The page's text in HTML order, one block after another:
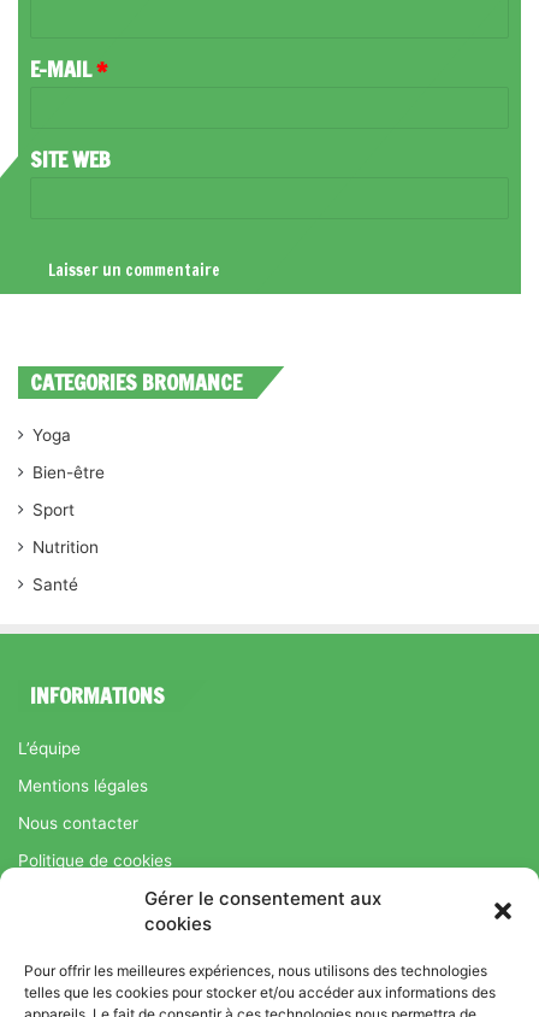
Gérer le consentement aux
cookies
Pour offrir les meilleures expériences, nous utilisons des technologies
telles que les cookies pour stocker et/ou accéder aux informations des
R
E-MAIL*
SITE WEB
CATEGORIES BROMANCE
Yoga
Bien-être
Sport
Nutrition
Santé
INFORMATIONS
L’équipe
Mentions légales
Nous contacter
Politique de cookies
Régime Savoir Maigrir.fr : La méthode Jean-Michel Cohen pour
une perte de poids durable